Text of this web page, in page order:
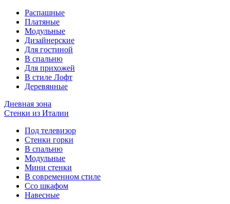
Распашные
Платяные
Модульные
Дизайнерские
Для гостиной
В спальню
Для прихожей
В стиле Лофт
Деревянные
Дневная зона
Стенки из Италии
Под телевизор
Стенки горки
В спальню
Модульные
Мини стенки
В современном стиле
Ссо шкафом
Навесные